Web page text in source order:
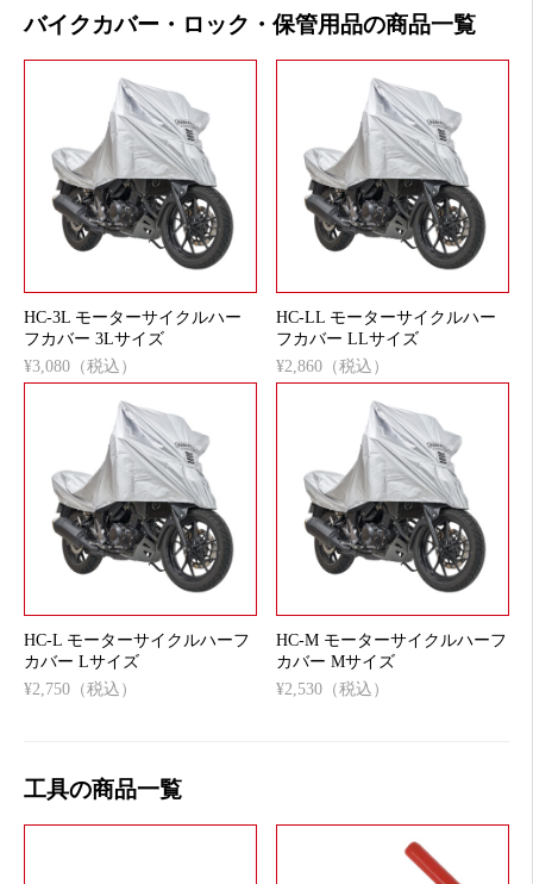
バイクカバー・ロック・保管用品の商品一覧
HC-3L モーターサイクルハー
フカバー 3Lサイズ
¥3,080（税込）
HC-LL モーターサイクルハー
フカバー LLサイズ
¥2,860（税込）
HC-L モーターサイクルハーフ
カバー Lサイズ
¥2,750（税込）
HC-M モーターサイクルハーフ
カバー Mサイズ
¥2,530（税込）
工具の商品一覧